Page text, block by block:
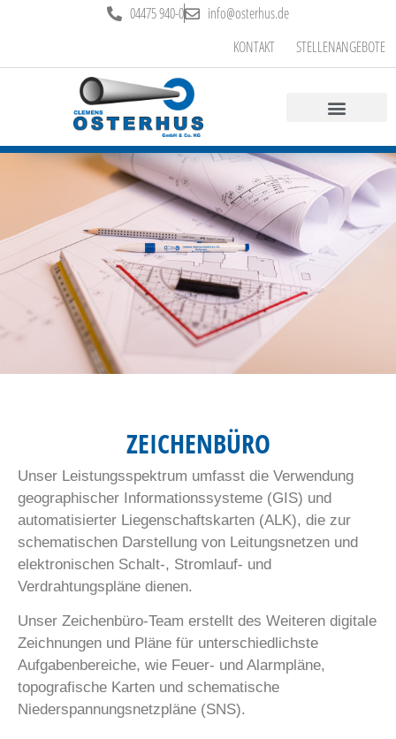
04475 940-0
info@osterhus.de
KONTAKT
STELLENANGEBOTE
ZEICHENBÜRO
Unser Leistungsspektrum umfasst die Verwendung
geographischer Informationssysteme (GIS) und
automatisierter Liegenschaftskarten (ALK), die zur
schematischen Darstellung von Leitungsnetzen und
elektronischen Schalt-, Stromlauf- und
Verdrahtungspläne dienen.
Unser Zeichenbüro-Team erstellt des Weiteren digitale
Zeichnungen und Pläne für unterschiedlichste
Aufgabenbereiche, wie Feuer- und Alarmpläne,
topografische Karten und schematische
Niederspannungsnetzpläne (SNS).